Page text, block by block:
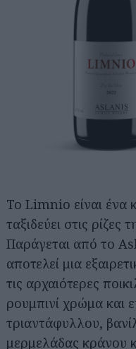
Το Limnio είναι ένα
ταξιδεύει στις ρίζες
Παράγεται από το
αποτελεί μια
τις αρχαιότερες
ρουμπινί χρώμα και
τριαντάφυλλου,
μερμελάδας κράνου